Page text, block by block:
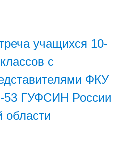
учащихся 10-
с
ФКУ
53 ГУФСИН России
области